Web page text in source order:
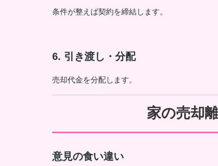
条件が整えば契約を締結します。
6. 引き渡し・分配
売却代金を分配します。
家の売却
意見の食い違い